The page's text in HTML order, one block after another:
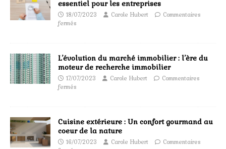
essentiel pour les entreprises
18/07/2023 Carole Hubert
Commentaires
fermés
L’évolution du marché immobilier : l’ère du
moteur de recherche immobilier
17/07/2023 Carole Hubert
Commentaires
fermés
Cuisine extérieure : Un confort gourmand au
coeur de la nature
16/07/2023 Carole Hubert
Commentaires